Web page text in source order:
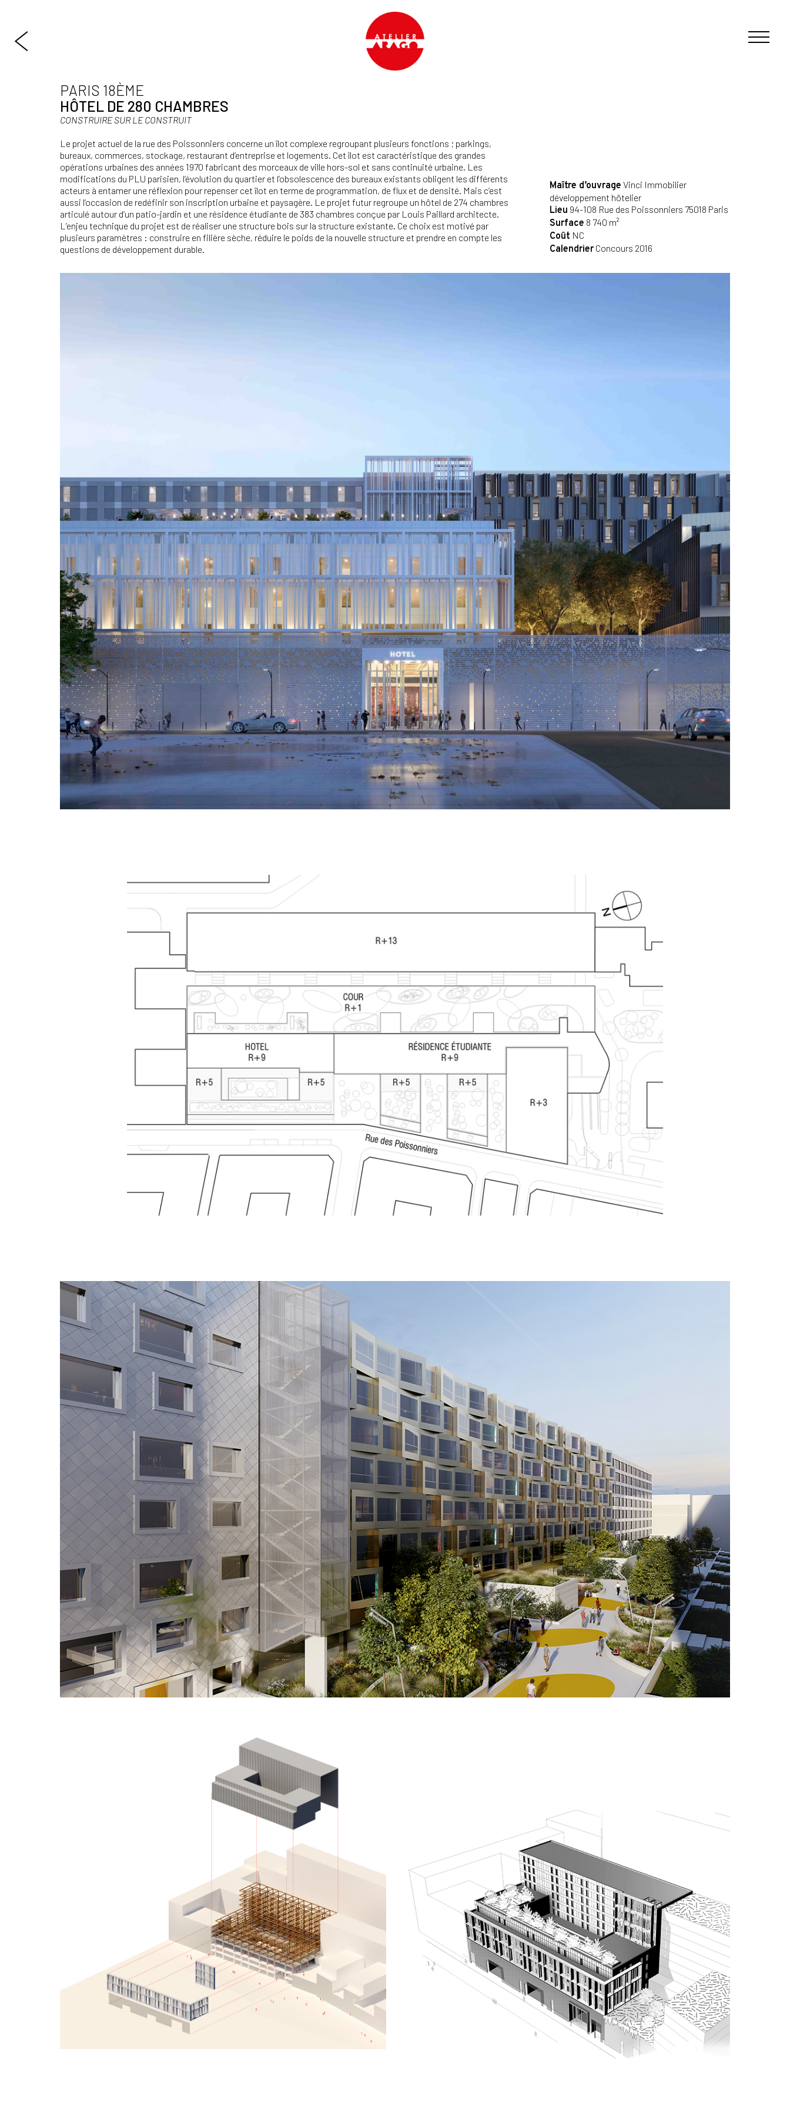
PARIS 18ÈME
HÔTEL DE 280 CHAMBRES
CONSTRUIRE SUR LECONSTRUIT
Le projet actuel de la rue des Poissonniers concerne un îlot complexe regroupant plusieurs fonctions ; parkings,
bureaux, commerces, stockage, restaurant d’entreprise et logements. Cet îlot est caractéristique des grandes
opérations urbaines des années 1970 fabricant des morceaux de ville hors-sol et sans continuité urbaine. Les
modifications du PLU parisien, l’évolution du quartier et l’obsolescence des bureaux existants obligent les différents
acteurs à entamer une réflexion pour repenser cet îlot en terme de programmation, de flux et de densité. Mais c’est
aussi l’occasion de redéfinir son inscription urbaine et paysagère. Le projet futur regroupe un hôtel de 274 chambres
articulé autour d’un patio-jardin et une résidence étudiante de 383 chambres conçue par Louis Paillard architecte.
L’enjeu technique du projet est de réaliser une structure bois sur la structure existante. Ce choix est motivé par
plusieurs paramètres : construire en filière sèche, réduire le poids de la nouvelle structure et prendre en compte les
questions de développement durable.
Maître d’ouvrage Vinci Immobilier
développement hôtelier
Lieu 94-108 Rue des Poissonniers 75018 Paris
Surface 8 740 m²
Coût NC
CalendrierConcours 2016